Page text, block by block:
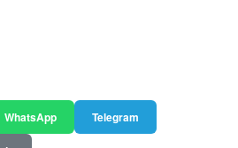
WhatsApp Telegram